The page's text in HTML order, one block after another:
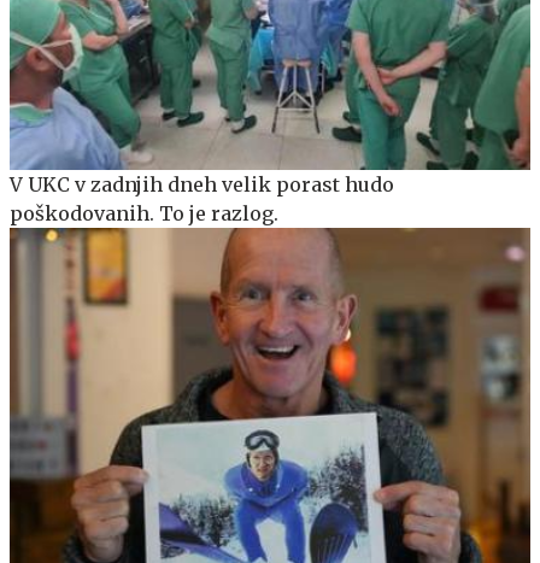
V UKC v zadnjih dneh velik porast hudo
poškodovanih. To je razlog.